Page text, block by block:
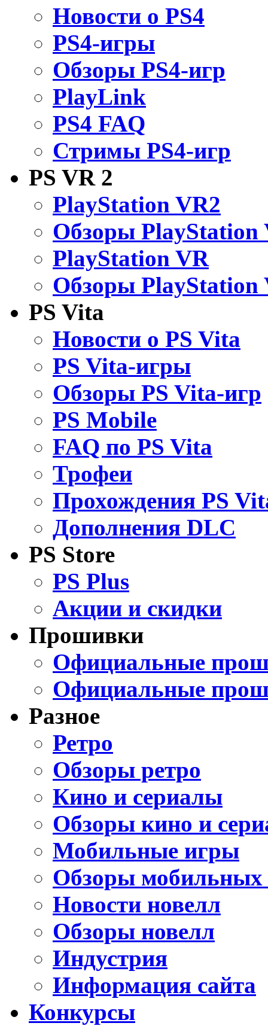
Новости о PS4
PS4-игры
Обзоры PS4-игр
PlayLink
PS4 FAQ
Стримы PS4-игр
PS VR 2
PlayStation VR2
Обзоры PlayStation
PlayStation VR
Обзоры PlayStation
PS Vita
Новости о PS Vita
PS Vita-игры
Обзоры PS Vita-игр
PS Mobile
FAQ по PS Vita
Трофеи
Прохождения PS
Дополнения DLC
PS Store
PS Plus
Акции и скидки
Прошивки
Официальные
Официальные
Разное
Ретро
Обзоры ретро
Кино и сериалы
Обзоры кино и
Мобильные игры
Обзоры мобильных
Новости новелл
Обзоры новелл
Индустрия
Информация сайта
Конкурсы